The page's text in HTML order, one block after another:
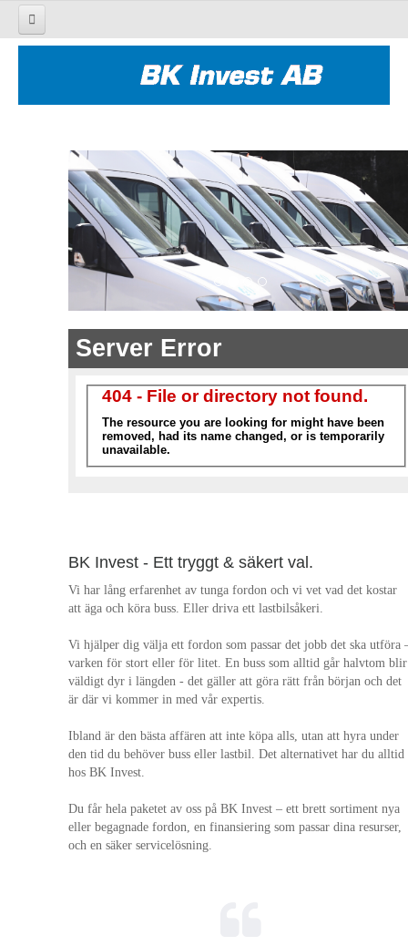
NYTT & BEGAGNAT
EFTERMARKNAD
KONTAKT
BK Invest - Ett tryggt & säkert val.
Vi har lång erfarenhet av tunga fordon och vi vet vad det kostar
att äga och köra buss. Eller driva ett lastbilsåkeri.
Vi hjälper dig välja ett fordon som passar det jobb det ska utföra
varken för stort eller för litet. En buss som alltid går halvtom blir
väldigt dyr i längden - det gäller att göra rätt från början och det
är där vi kommer in med vår expertis.
Ibland är den bästa affären att inte köpa alls, utan att hyra under
den tid du behöver buss eller lastbil. Det alternativet har du alltid
hos BK Invest.
Du får hela paketet av oss på BK Invest – ett brett sortiment nya
eller begagnade fordon, en finansiering som passar dina resurser,
och en säker servicelösning.